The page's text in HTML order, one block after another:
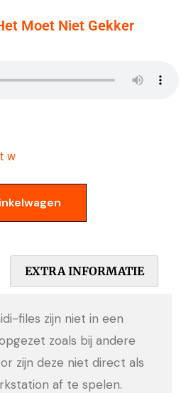
Moet Niet Gekker
EXTRA INFORMATIE
files zijn niet in een
zoals bij andere
zijn deze niet direct als
af te spelen.